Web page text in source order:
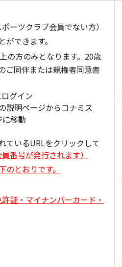
ーツクラブ会員でない方）
できます。
の方のみとなります。20歳
ご同伴または親権者同意書
グイン
説明ページからコナミス
移動
ているURLをクリックして
番号が発行されます）
とおりです。
証・マイナンバーカード・